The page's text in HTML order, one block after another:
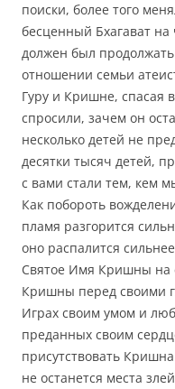
поиски, более того
бесценный Бхагават
должен был
отношении семьи
Гуру и Кришне, спасая
спросили, зачем он
несколько детей не
десятки тысяч детей,
с вами стали тем, кем
Как побороть
пламя разгорится
оно распалится
Святое Имя Кришны на
Кришны перед своими
Играх своим умом и
преданных своим
присутствовать
не останется места